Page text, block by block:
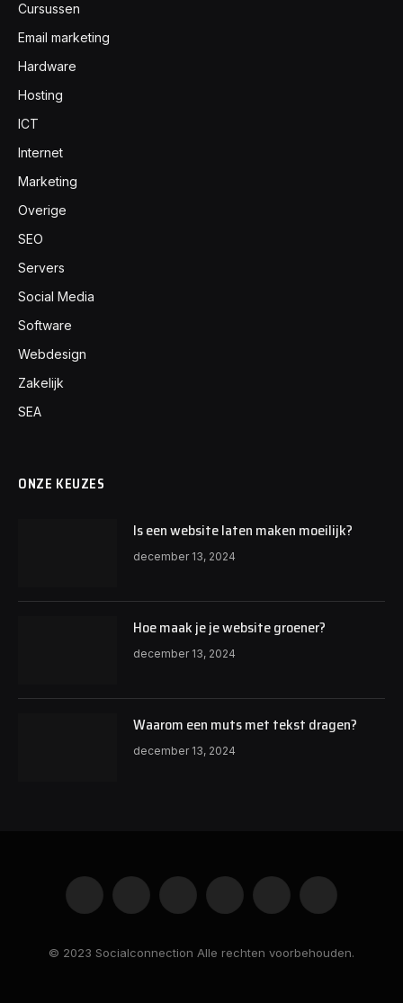
Cursussen
Email marketing
Hardware
Hosting
ICT
Internet
Marketing
Overige
SEO
Servers
Social Media
Software
Webdesign
Zakelijk
SEA
ONZE KEUZES
Is een website laten maken moeilijk?
december 13, 2024
Hoe maak je je website groener?
december 13, 2024
Waarom een muts met tekst dragen?
december 13, 2024
Facebook Twitter Instagram Pinterest Vimeo YouTube
© 2023 Socialconnection Alle rechten voorbehouden.